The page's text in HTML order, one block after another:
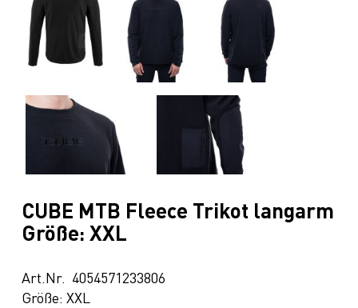
CUBE MTB Fleece Trikot langarm
Größe: XXL
Art.Nr. 4054571233806
Größe: XXL